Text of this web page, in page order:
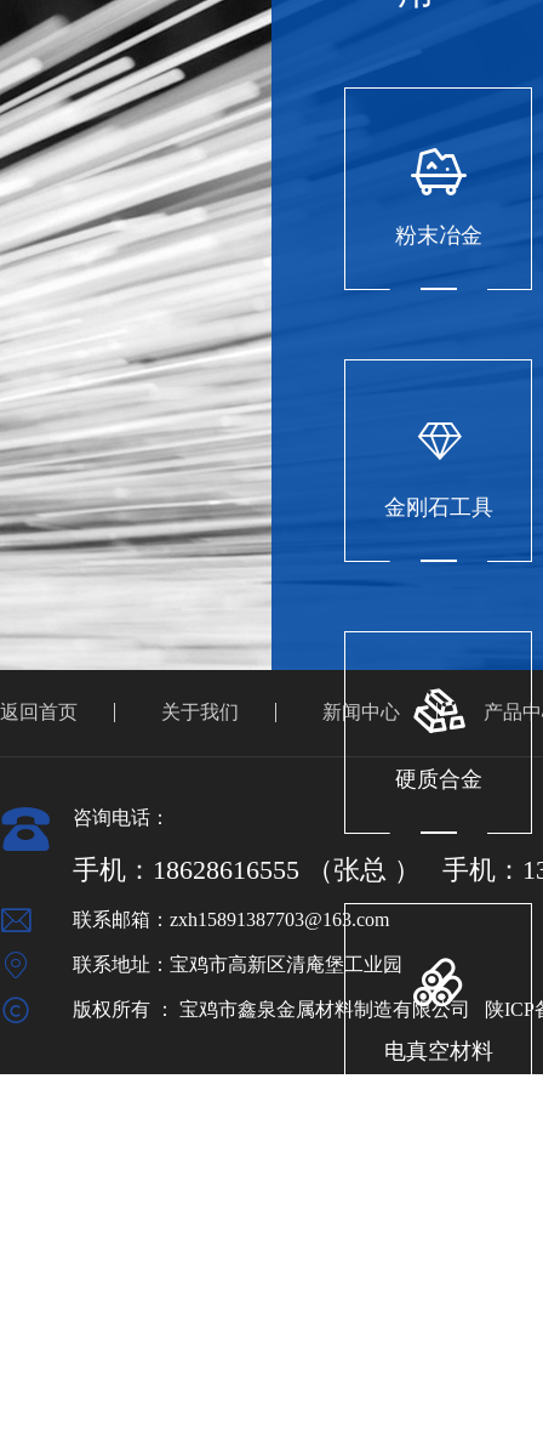
粉末冶金
金刚石工具
硬质合金
电真空材料
返回首页 关于我们 新闻中心 产品
咨询电话：
手机：18628616555 （张总 ） 手机：
联系邮箱：zxh15891387703@163.com
联系地址：宝鸡市高新区清庵堡工业园
版权所有 ： 宝鸡市鑫泉金属材料制造有限公司 陕ICP